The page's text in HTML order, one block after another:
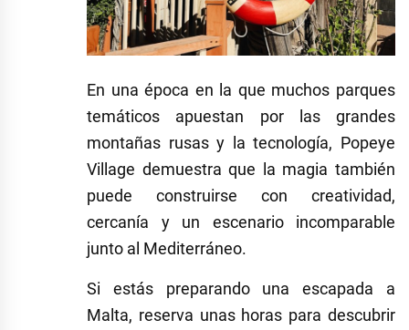
En una época en la que muchos parques
temáticos apuestan por las grandes
montañas rusas y la tecnología, Popeye
Village demuestra que la magia también
puede construirse con creatividad,
cercanía y un escenario incomparable
junto al Mediterráneo.
Si estás preparando una escapada a
Malta, reserva unas horas para descubrir